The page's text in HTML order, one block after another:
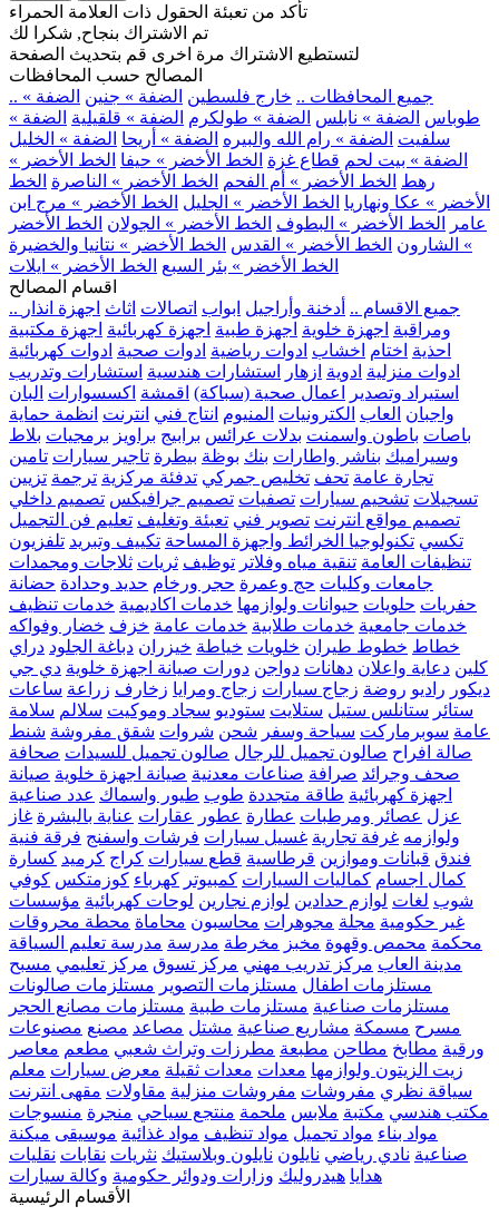
تأكد من تعبئة الحقول ذات العلامة الحمراء
تم الاشتراك بنجاح, شكرا لك
لتستطيع الاشتراك مرة اخرى قم بتحديث الصفحة
المصالح حسب المحافظات
.. جميع المحافظات .. خارج فلسطين الضفة » جنين الضفة »
طوباس الضفة » نابلس الضفة » طولكرم الضفة » قلقيلية الضفة »
سلفيت الضفة » رام الله والبيره الضفة » أريحا الضفة » الخليل
الضفة » بيت لحم قطاع غزة الخط الأخضر » حيفا الخط الأخضر »
رهط الخط الأخضر » أم الفحم الخط الأخضر » الناصرة الخط
الأخضر » عكا ونهاريا الخط الأخضر » الجليل الخط الأخضر » مرج ابن
عامر
الخط الأخضر » البطوف الخط الأخضر » الجولان الخط الأخضر
» الشارون الخط الأخضر » القدس الخط الأخضر » نتانيا والخضيرة
الخط الأخضر » بئر السبع الخط الأخضر » ايلات
اقسام المصالح
.. جميع الاقسام .. أدخنة وأراجيل ابواب اتصالات اثاث اجهزة انذار
ومراقبة اجهزة خلوية اجهزة طبية اجهزة كهربائية اجهزة مكتبية
احذية اختام اخشاب ادوات رياضية ادوات صحية ادوات كهربائية
ادوات منزلية ادوية ازهار استشارات هندسية استشارات وتدريب
استيراد وتصدير
اعمال صحية (سباكة) اقمشة اكسسوارات البان
واجبان العاب الكترونيات المنيوم انتاج فني انترنت انظمة حماية
باصات باطون واسمنت بدلات عرائس برابيج براويز برمجيات بلاط
وسيراميك بناشر واطارات بنك بوظة بيطرة تاجير سيارات تامين
تجارة عامة تحف تخليص جمركي تدفئة مركزية ترجمة تزيين
تسجيلات تشحيم سيارات تصفيات تصميم جرافيكس تصميم داخلي
تصميم مواقع انترنت تصوير فني تعبئة وتغليف تعليم فن التجميل
تكسي تكنولوجيا الخرائط واجهزة المساحة تكييف وتبريد تلفزيون
تنظيفات العامة تنقية مياه وفلاتر توظيف ثريات ثلاجات ومجمدات
جامعات وكليات حج وعمرة حجر ورخام حديد وحدادة حضانة
حفريات حلويات حيوانات ولوازمها خدمات اكاديمية خدمات تنظيف
خدمات جامعية خدمات طلابية خدمات عامة خزف خضار وفواكه
خطاط خطوط طيران خلويات خياطة خيزران دباغة الجلود دراي
كلين دعاية واعلان دهانات دواجن دورات صيانة اجهزة خلوية دي جي
ديكور راديو روضة زجاج سيارات زجاج ومرايا زخارف زراعة ساعات
ستائر ستانلس ستيل ستلايت ستوديو سجاد وموكيت سلالم سلامة
عامة سوبرماركت سياحة وسفر شحن شروات شقق مفروشة شنط
صالة افراح صالون تجميل للرجال صالون تجميل للسيدات صحافة
صحف وجرائد صرافة صناعات معدنية صيانة اجهزة خلوية صيانة
اجهزة كهربائية طاقة متجددة طوب طيور واسماك عدد صناعية
عزل عصائر ومرطبات عطارة عطور عقارات عناية بالبشرة غاز
ولوازمه غرفة تجارية غسيل سيارات فرشات واسفنج فرقة فنية
فندق قبانات وموازين قرطاسية قطع سيارات كراج كرميد كسارة
كمال اجسام كماليات السيارات كمبيوتر كهرباء كوزمتكس كوفي
شوب لغات لوازم حدادين لوازم نجارين لوحات كهربائية مؤسسات
غير حكومية مجلة مجوهرات محاسبون محاماة محطة محروقات
محكمة محمص وقهوة مخبز مخرطة مدرسة مدرسة تعليم السياقة
مدينة العاب مركز تدريب مهني مركز تسوق مركز تعليمي مسبح
مستلزمات اطفال مستلزمات التصوير مستلزمات صالونات
مستلزمات صناعية مستلزمات طبية مستلزمات مصانع الحجر
مسرح مسمكة مشاريع صناعية مشتل مصاعد مصنع مصنوعات
ورقية مطابخ مطاحن مطبعة مطرزات وتراث شعبي مطعم معاصر
زيت الزيتون ولوازمها معدات معدات ثقيلة معرض سيارات معلم
سياقة نظري مفروشات مفروشات منزلية مقاولات مقهى انترنت
مكتب هندسي مكتبة ملابس ملحمة منتجع سياحي منجرة منسوجات
مواد بناء مواد تجميل مواد تنظيف مواد غذائية موسيقى ميكنة
صناعية نادي رياضي نايلون نايلون وبلاستيك نثريات نقابات نقليات
هدايا هيدروليك وزارات ودوائر حكومية وكالة سيارات
الأقسام الرئيسية